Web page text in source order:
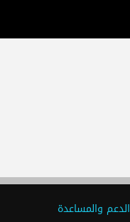
الدعم والمساعدة